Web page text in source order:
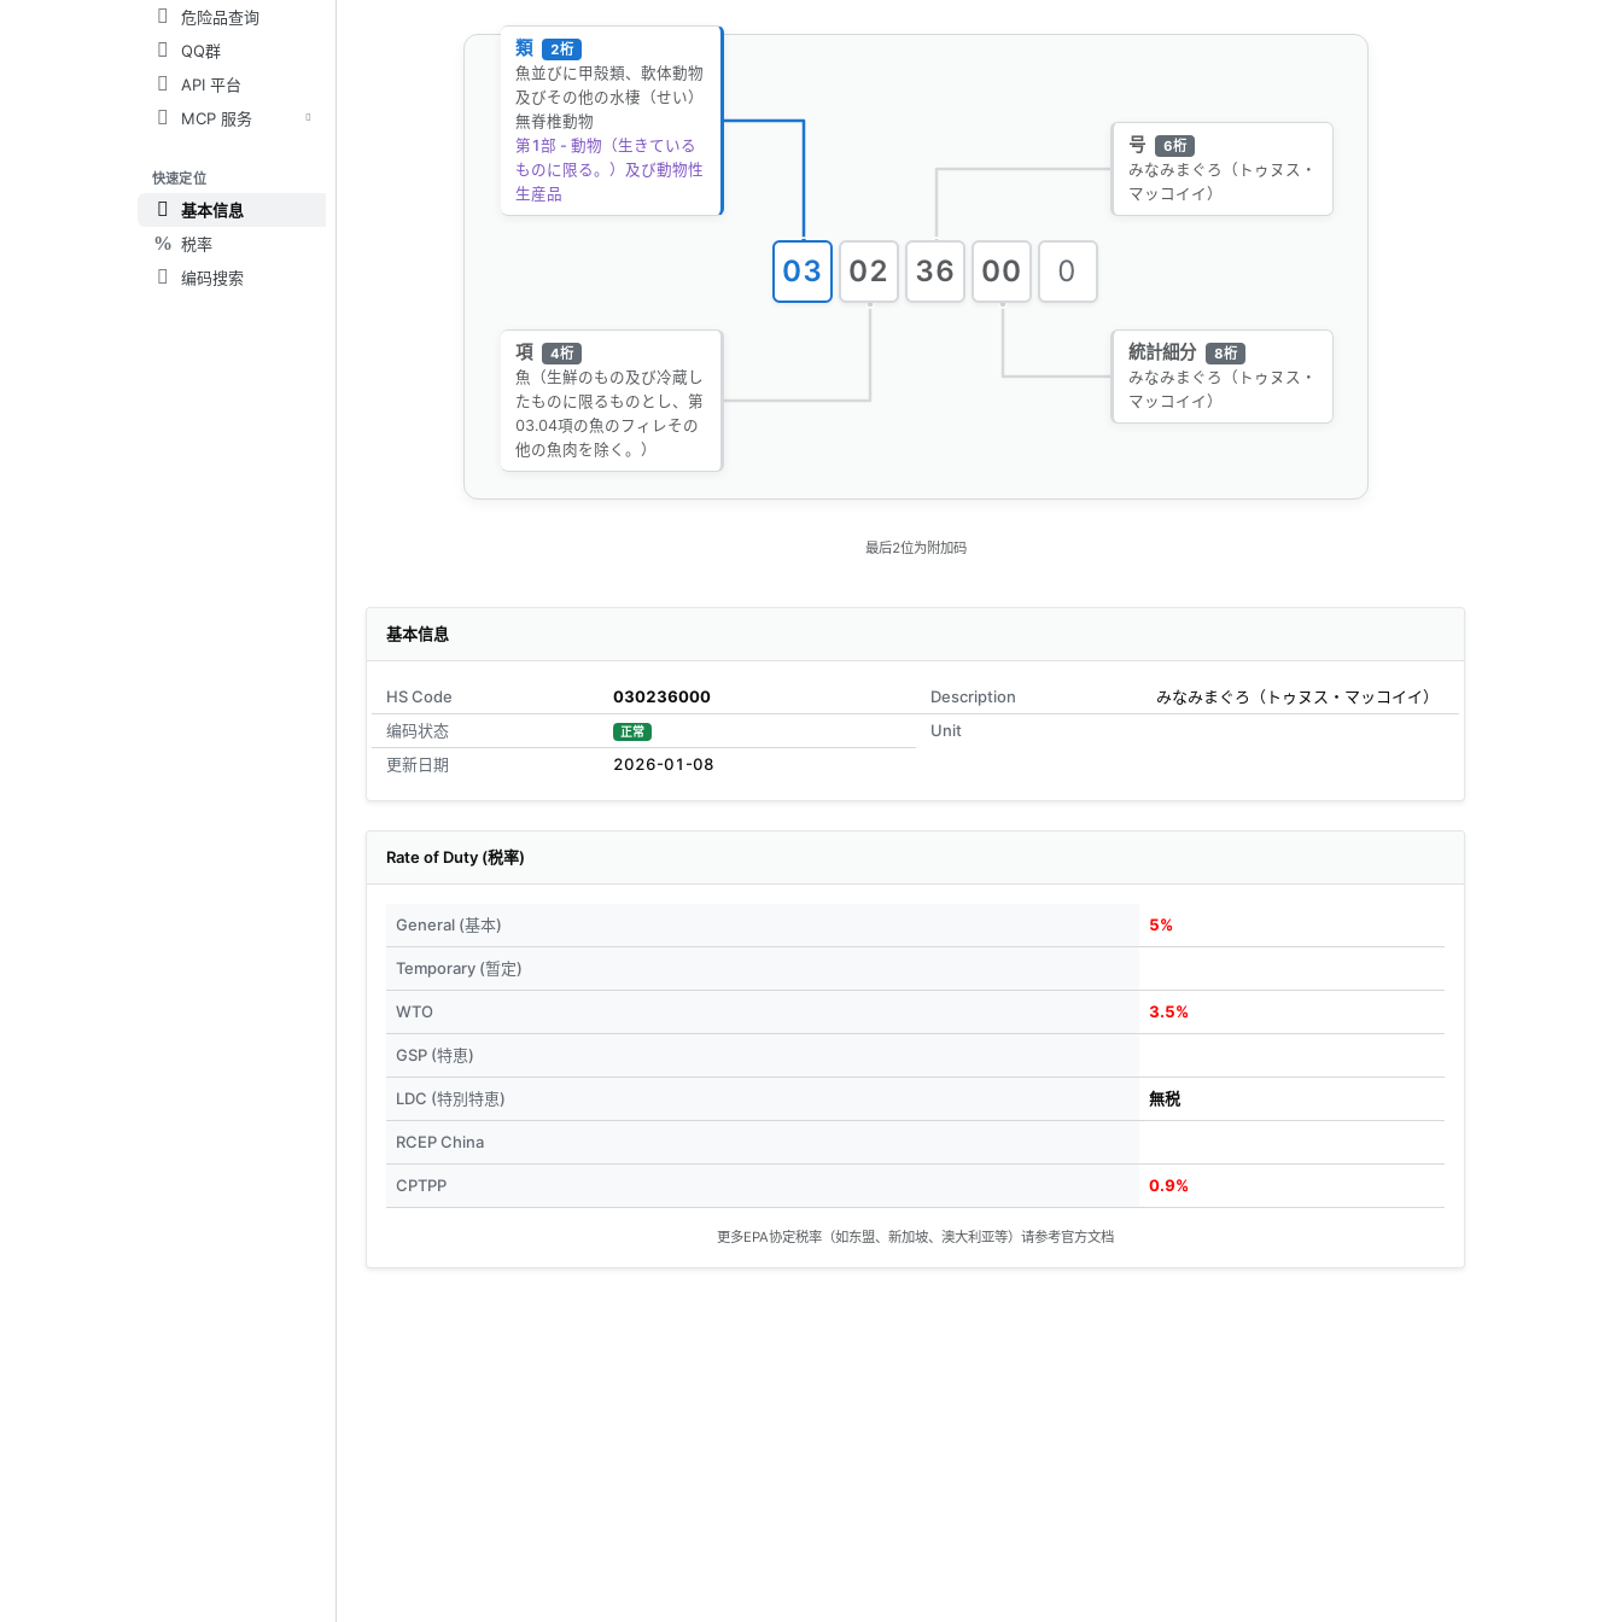
危险品查询
QQ群
API 平台
MCP 服务
快速定位
基本信息
税率
编码搜索
03 02 36 00 0
類 2桁
魚並びに甲殻類、軟体動物
及びその他の水棲（せい）
無脊椎動物
第1部 - 動物（生きている
ものに限る。）及び動物性
生産品
項 4桁
魚（生鮮のもの及び冷蔵し
たものに限るものとし、第
03.04項の魚のフィレその
他の魚肉を除く。）
号 6桁
みなみまぐろ（トゥヌス・
マッコイイ）
統計細分 8桁
みなみまぐろ（トゥヌス・
マッコイイ）
最后2位为附加码
基本信息
HS Code
030236000
编码状态
正常
更新日期 2026-01-08
Description
みなみまぐろ（トゥヌス・マッコイイ）
Unit
Rate of Duty (税率)
General (基本) 5%
Temporary (暂定)
WTO 3.5%
GSP (特恵)
LDC (特別特恵) 無税
RCEP China
CPTPP 0.9%
更多EPA协定税率（如东盟、新加坡、澳大利亚等）请参考官方文档